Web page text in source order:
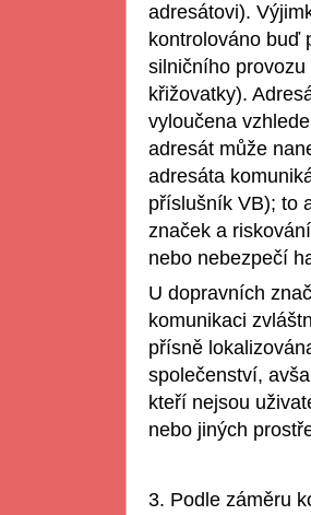
adresátovi).
kontrolováno buď
silničního
křižovatky).
vyloučena
adresát může
adresáta
příslušník VB); to
značek a
nebo nebezpečí
U dopravních
komunikaci
přísně
společenství,
kteří nejsou
nebo jiných
3. Podle záměru